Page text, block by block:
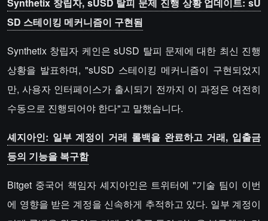
SD 스테이킹 메커니즘이 구현됨
Synthetix 창립자 케인은 sUSD 탈피 문제에 대한 최신 진행
상황을 발표하며, "sUSD 스테이킹 메커니즘이 구현되었지
만, 사용자 인터페이스가 출시되기 전까지 이 과정은 여전히
수동으로 진행되어야 한다"고 말했습니다.
셰지아인: 일부 계정이 거래 롤백을 완료하고 거래, 입출금
등의 기능을 복구함
Bitget 중국어 책임자 셰지아인은 트위터에 "기술 팀이 이번
에 영향을 받은 계정을 신속하게 추적하고 있다. 일부 계정이